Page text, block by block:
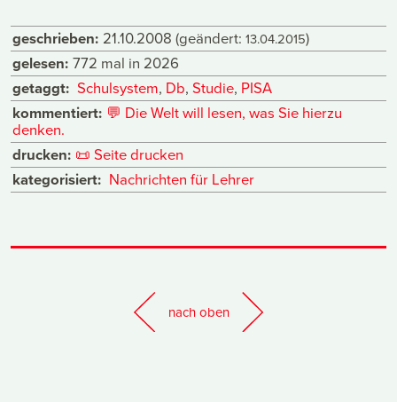
geschrieben: 21.10.2008 (geändert: 13.04.2015)
gelesen: 772 mal in 2026
getaggt: Schulsystem, Db, Studie, PISA
kommentiert: 💬 Die Welt will lesen, was Sie hierzu
denken.
drucken: 📜 Seite drucken
kategorisiert: Nachrichten für Lehrer
nach oben